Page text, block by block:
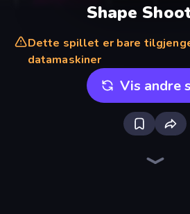
Shape
Dette spillet er bare
datamaskiner
Vis andre